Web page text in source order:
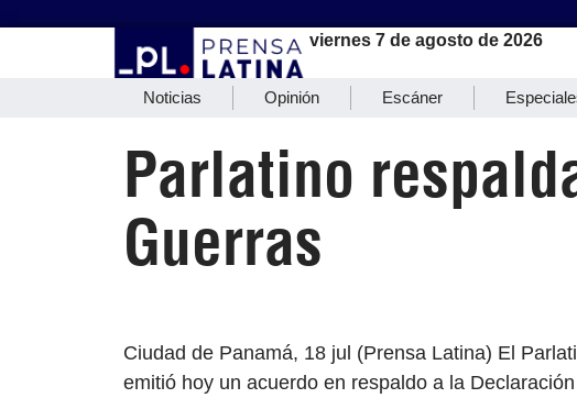
viernes 7 de agosto de 2026
Noticias Opinión Escáner
Parlatino
Guerras
Ciudad de Panamá, 18 jul (Prensa Latina) El
emitió hoy un acuerdo en respaldo a la